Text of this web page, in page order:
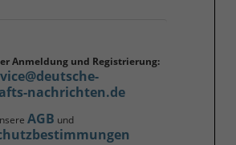
Anmeldung und Registrierung:
nachrichten.de
AGB und